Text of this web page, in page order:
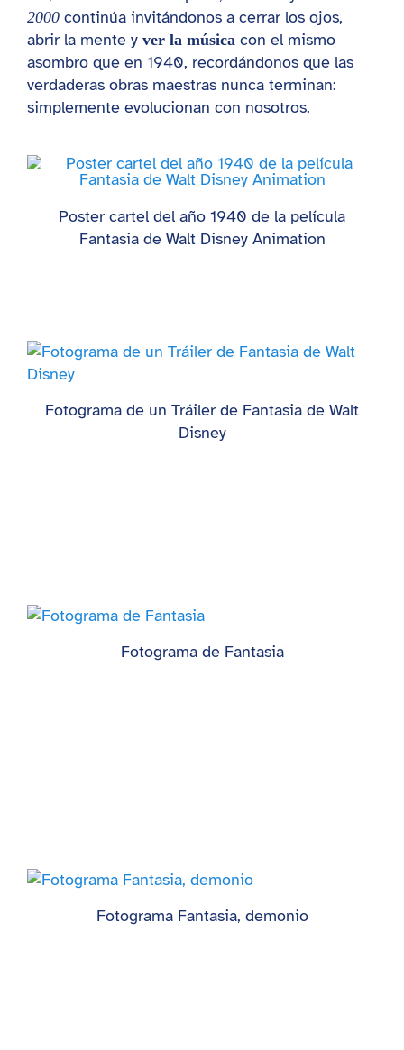
2000continúa invitándonos a cerrar los ojos,
abrir la mente y ver la músicacon el mismo
asombro que en 1940, recordándonos que las
verdaderas obras maestras nunca terminan:
simplemente evolucionan con nosotros.
Poster cartel del año 1940 de la película
Fantasia de Walt Disney Animation
Fotograma de un Tráiler de Fantasia de Walt
Disney
Fotograma de Fantasia
Fotograma Fantasia, demonio